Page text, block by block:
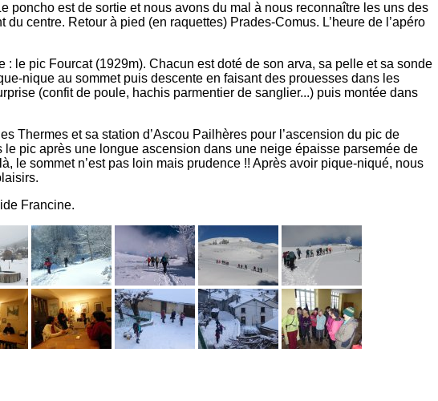
poncho est de sortie et nous avons du mal à nous reconnaître les uns des
centre. Retour à pied (en raquettes) Prades-Comus. L’heure de l’apéro
le pic Fourcat (1929m). Chacun est doté de son arva, sa pelle et sa sonde
nique au sommet puis descente en faisant des prouesses dans les
(confit de poule, hachis parmentier de sanglier...) puis montée dans
Thermes et sa station d’Ascou Pailhères pour l’ascension du pic de
pic après une longue ascension dans une neige épaisse parsemée de
le sommet n’est pas loin mais prudence !! Après avoir pique-niqué, nous
Francine.